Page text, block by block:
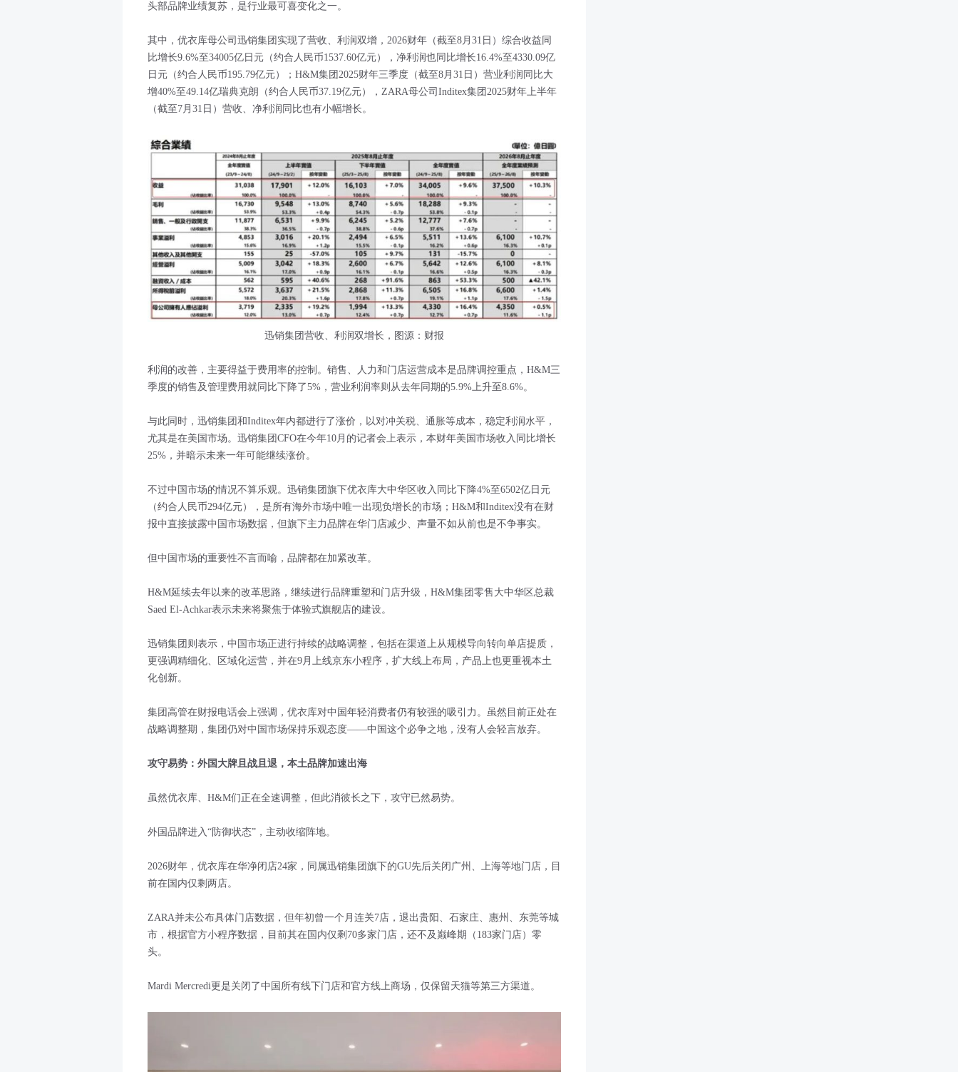
头部品牌业绩复苏，是行业最可喜变化之一。
其中，优衣库母公司迅销集团实现了营收、利润双增，2026财年（截至8月31日）综合收益同
比增长9.6%至34005亿日元（约合人民币1537.60亿元），净利润也同比增长16.4%至4330.09亿
日元（约合人民币195.79亿元）；H&M集团2025财年三季度（截至8月31日）营业利润同比大
增40%至49.14亿瑞典克朗（约合人民币37.19亿元），ZARA母公司Inditex集团2025财年上半年
（截至7月31日）营收、净利润同比也有小幅增长。
迅销集团营收、利润双增长，图源：财报
利润的改善，主要得益于费用率的控制。销售、人力和门店运营成本是品牌调控重点，H&M三
季度的销售及管理费用就同比下降了5%，营业利润率则从去年同期的5.9%上升至8.6%。
与此同时，迅销集团和Inditex年内都进行了涨价，以对冲关税、通胀等成本，稳定利润水平，
尤其是在美国市场。迅销集团CFO在今年10月的记者会上表示，本财年美国市场收入同比增长
25%，并暗示未来一年可能继续涨价。
不过中国市场的情况不算乐观。迅销集团旗下优衣库大中华区收入同比下降4%至6502亿日元
（约合人民币294亿元），是所有海外市场中唯一出现负增长的市场；H&M和Inditex没有在财
报中直接披露中国市场数据，但旗下主力品牌在华门店减少、声量不如从前也是不争事实。
但中国市场的重要性不言而喻，品牌都在加紧改革。
H&M延续去年以来的改革思路，继续进行品牌重塑和门店升级，H&M集团零售大中华区总裁
Saed El-Achkar表示未来将聚焦于体验式旗舰店的建设。
迅销集团则表示，中国市场正进行持续的战略调整，包括在渠道上从规模导向转向单店提质，
更强调精细化、区域化运营，并在9月上线京东小程序，扩大线上布局，产品上也更重视本土
化创新。
集团高管在财报电话会上强调，优衣库对中国年轻消费者仍有较强的吸引力。虽然目前正处在
战略调整期，集团仍对中国市场保持乐观态度——中国这个必争之地，没有人会轻言放弃。
攻守易势：外国大牌且战且退，本土品牌加速出海
虽然优衣库、H&M们正在全速调整，但此消彼长之下，攻守已然易势。
外国品牌进入“防御状态”，主动收缩阵地。
2026财年，优衣库在华净闭店24家，同属迅销集团旗下的GU先后关闭广州、上海等地门店，目
前在国内仅剩两店。
ZARA并未公布具体门店数据，但年初曾一个月连关7店，退出贵阳、石家庄、惠州、东莞等城
市，根据官方小程序数据，目前其在国内仅剩70多家门店，还不及巅峰期（183家门店）零
头。
Mardi Mercredi更是关闭了中国所有线下门店和官方线上商场，仅保留天猫等第三方渠道。